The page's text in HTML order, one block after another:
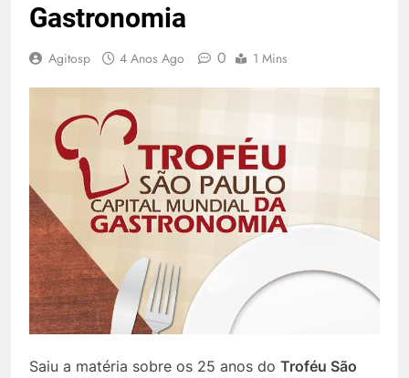
Gastronomia
Agitosp 4 Anos Ago 0 1 Mins
Saiu a matéria sobre os 25 anos do Troféu São